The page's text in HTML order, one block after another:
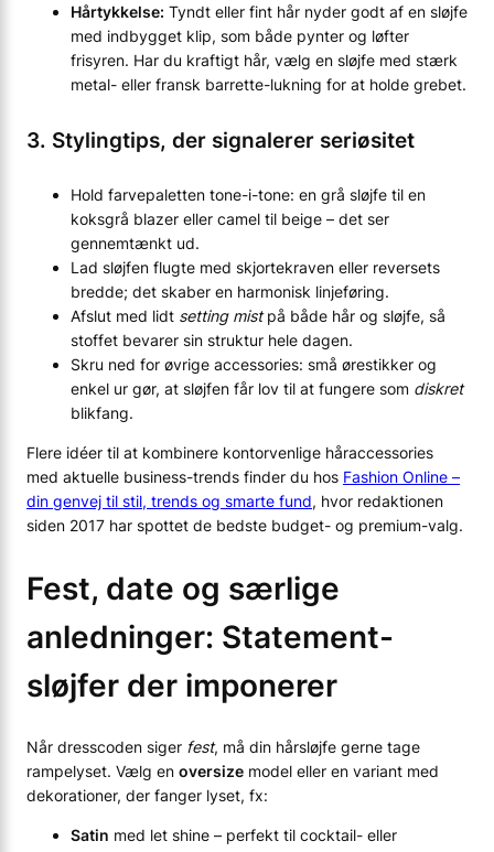
Hårtykkelse: Tyndt eller fint hår nyder godt af en sløjfe
med indbygget klip, som både pynter og løfter
frisyren. Har du kraftigt hår, vælg en sløjfe med stærk
metal- eller fransk barrette-lukning for at holde grebet.
3. Stylingtips, der signalerer seriøsitet
Hold farvepaletten tone-i-tone: en grå sløjfe til en
koksgrå blazer eller camel til beige – det ser
gennemtænkt ud.
Lad sløjfen flugte med skjortekraven eller reversets
bredde; det skaber en harmonisk linjeføring.
Afslut med lidt setting mistpå både hår og sløjfe, så
stoffet bevarer sin struktur hele dagen.
Skru ned for øvrige accessories: små ørestikker og
enkel ur gør, at sløjfen får lov til at fungere som diskret
blikfang.
Flere idéer til at kombinere kontorvenlige håraccessories
med aktuelle business-trends finder du hos Fashion Online –
din genvej til stil, trends og smarte fund, hvor redaktionen
siden 2017 har spottet de bedste budget- og premium-valg.
Fest, date og særlige
anledninger: Statement-
sløjfer der imponerer
Når dresscoden siger fest, må din hårsløjfe gerne tage
rampelyset. Vælg en oversize model eller en variant med
dekorationer, der fanger lyset, fx:
Satin med let shine – perfekt til cocktail- eller